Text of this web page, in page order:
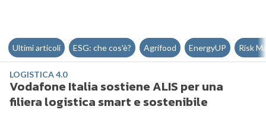
Ultimi articoli ESG: che cos'è? Agrifood EnergyUP Risk
LOGISTICA 4.0
Vodafone Italia sostiene ALIS per una
filiera logistica smart e sostenibile